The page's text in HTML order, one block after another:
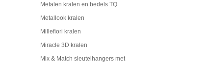
Metalen kralen en bedels TQ
Metallook kralen
Millefiori kralen
Miracle 3D kralen
Mix & Match sleutelhangers met